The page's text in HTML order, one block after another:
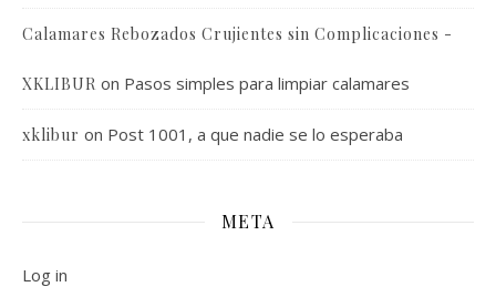
Calamares Rebozados Crujientes sin Complicaciones -
XKLIBUR on Pasos simples para limpiar calamares
xklibur on Post 1001, a que nadie se lo esperaba
META
Log in